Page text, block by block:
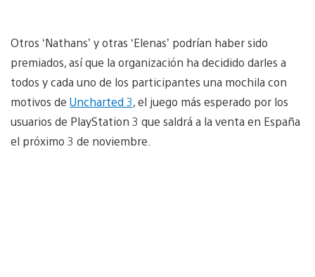
Otros ‘Nathans’ y otras ‘Elenas’ podrían haber sido
premiados, así que la organización ha decidido darles a
todos y cada uno de los participantes una mochila con
motivos de Uncharted 3, el juego más esperado por los
usuarios de PlayStation 3 que saldrá a la venta en España
el próximo 3 de noviembre.